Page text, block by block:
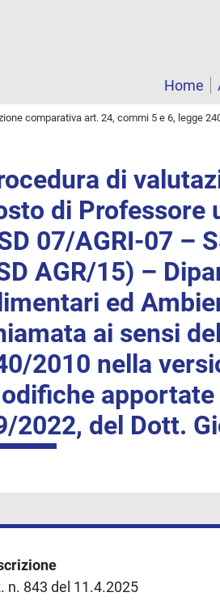
Home
comparativa art. 24, commi 5 e 6, legge
di
di Professore
07/AGRI-07 –
AGR/15) –
ed
ai sensi
2010 nella
2022, del Dott.
n. 843 del 11.4.2025